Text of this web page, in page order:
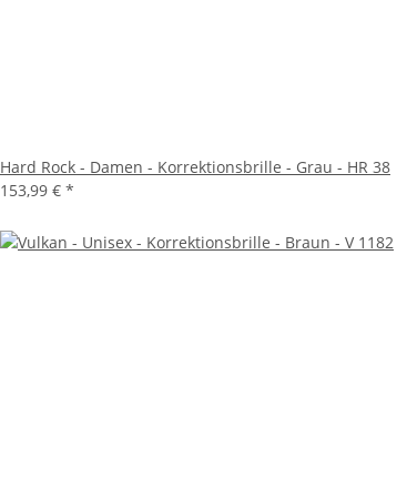
Hard Rock - Damen - Korrektionsbrille - Grau - HR 38
153,99 € *